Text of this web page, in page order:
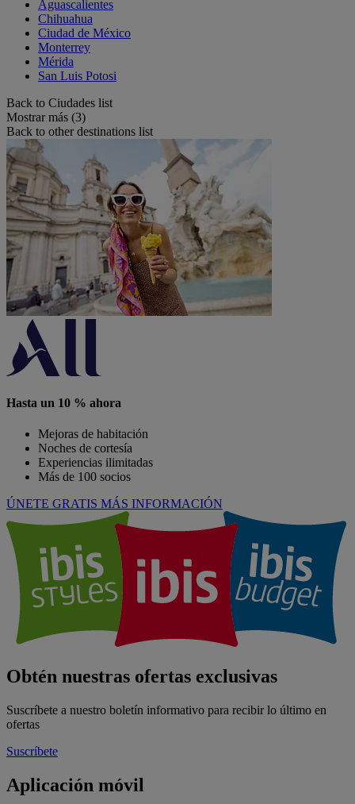
Aguascalientes
Chihuahua
Ciudad de México
Monterrey
Mérida
San Luis Potosi
Back to Ciudades list
Mostrar más (3)
Back to other destinations list
Hasta un 10 % ahora
Mejoras de habitación
Noches de cortesía
Experiencias ilimitadas
Más de 100 socios
ÚNETE GRATIS MÁS INFORMACIÓN
Obtén nuestras ofertas exclusivas
Suscríbete a nuestro boletín informativo para recibir lo último en
ofertas
Suscríbete
Aplicación móvil